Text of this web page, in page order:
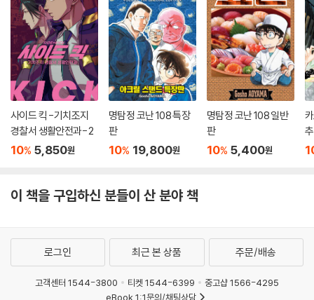
사이드 킥 -기치조지
경찰서 생활안전과- 2
10% 5,850원
명탐정 코난 108 특장
판
10% 19,800원
명탐정 코난 108 일반
판
10% 5,400원
이 책을 구입하신 분들이 산 분야 책
로그인 최근 본 상품 주문/배송
고객센터 1544-3800 티켓 1544-6399
중고샵 1566-4295
eBook 1:1문의/채팅상담